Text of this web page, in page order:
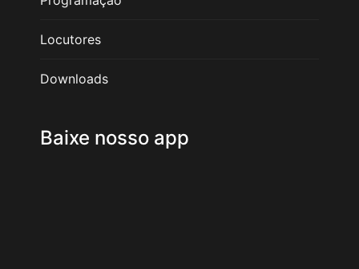
Locutores
Downloads
Baixe nosso app